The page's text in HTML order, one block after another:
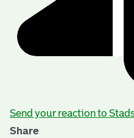
Send your reaction to
Share